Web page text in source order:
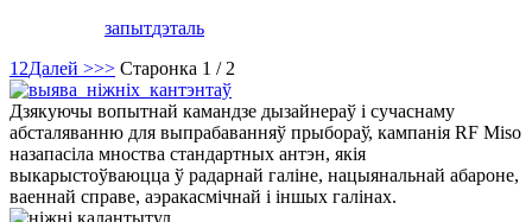
запытдэталь
1 2Далей >>> Старонка 1 / 2
Дзякуючы вопытнай камандзе дызайнераў і сучаснаму
абсталяванню для выпрабаванняў прыбораў, кампанія RF Miso
назапасіла мноства стандартных антэн, якія
выкарыстоўваюцца ў радарнай галіне, нацыянальнай абароне,
ваеннай справе, аэракасмічнай і іншых галінах.